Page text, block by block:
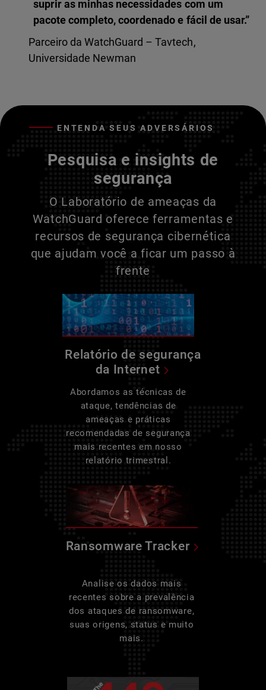
suprir as minhas necessidades com um
pacote completo, coordenado e fácil de usar.”
Parceiro da WatchGuard – Tavtech,
Universidade Newman
ENTENDA SEUS ADVERSÁRIOS
Pesquisa e insights de
segurança
O Laboratório de ameaças da
WatchGuard oferece ferramentas e
recursos de segurança cibernética
que ajudam você a ficar um passo à
frente
Relatório de segurança
da Internet
Abordamos as técnicas de
ataque, tendências de
ameaças e práticas
recomendadas de segurança
mais recentes em nosso
relatório trimestral.
Ransomware Tracker
Analise os dados mais
recentes sobre a prevalência
dos ataques de ransomware,
suas origens, status e muito
mais.